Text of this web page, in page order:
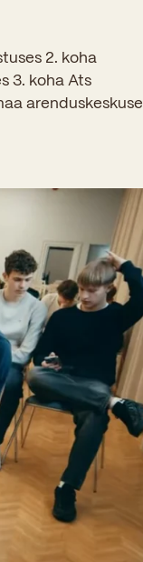
2. koha
3. koha Ats
arenduskeskuse